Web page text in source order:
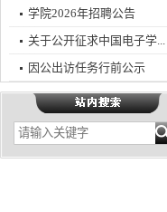
学院2026年招聘公告
关于公开征求中国电子学...
因公出访任务行前公示